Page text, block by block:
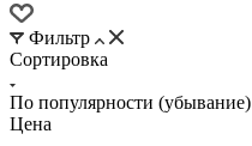
Фильтр
Сортировка
По популярности (убывание)
Цена